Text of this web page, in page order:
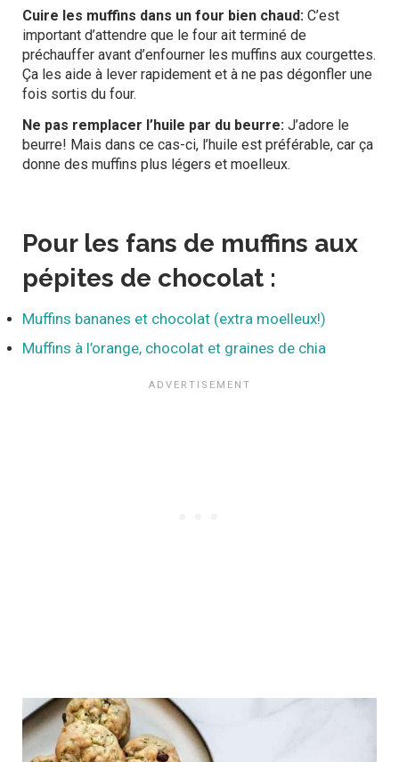
Cuire les muffins dans un four bien chaud: C’est
important d’attendre que le four ait terminé de
préchauffer avant d’enfourner les muffins aux courgettes.
Ça les aide à lever rapidement et à ne pas dégonfler une
fois sortis du four.
Ne pas remplacer l’huile par du beurre: J’adore le
beurre! Mais dans ce cas-ci, l’huile est préférable, car ça
donne des muffins plus légers et moelleux.
Pour les fans de muffins aux
pépites de chocolat :
Muffins bananes et chocolat (extra moelleux!)
Muffins à l’orange, chocolat et graines de chia